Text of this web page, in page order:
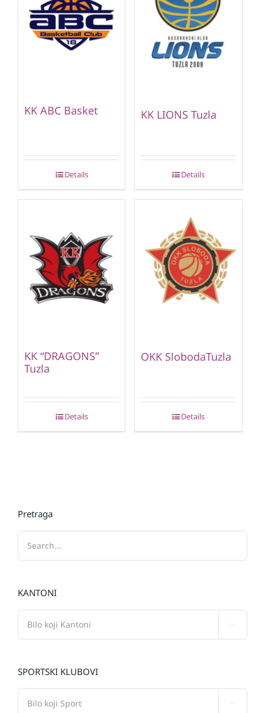
KK ABC Basket
Details
KK LIONS Tuzla
Details
KK “DRAGONS”
Tuzla
Details
OKK SlobodaTuzla
Details
Pretraga
KANTONI
SPORTSKI KLUBOVI